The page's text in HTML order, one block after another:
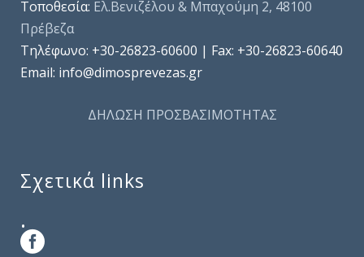
Τοποθεσία: Ελ.Βενιζέλου & Μπαχούμη 2, 48100
Πρέβεζα
Τηλέφωνo: +30-26823-60600 | Fax: +30-26823-60640
Email: info@dimosprevezas.gr
ΔΗΛΩΣΗ ΠΡΟΣΒΑΣΙΜΟΤΗΤΑΣ
Σχετικά links
.